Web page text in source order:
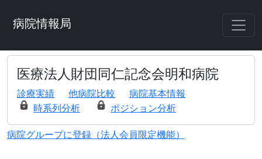
病院情報局
医療法人財団同仁記念会明和病院
診療実績 他病院比較
病院基本情報
時系列分析
ポジション分析
病院グループに登録（法人会員限定機能）